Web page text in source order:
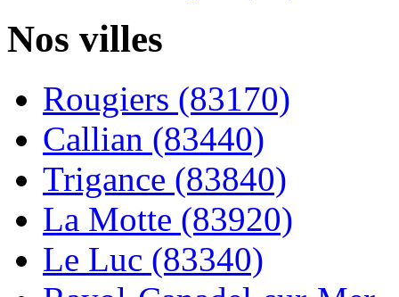
Nos villes
Rougiers (83170)
Callian (83440)
Trigance (83840)
La Motte (83920)
Le Luc (83340)